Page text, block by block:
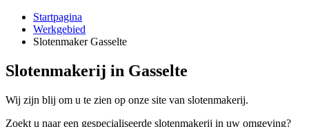
Startpagina
Werkgebied
Slotenmaker Gasselte
Slotenmakerij in Gasselte
Wij zijn blij om u te zien op onze site van slotenmakerij.
Zoekt u naar een gespecialiseerde slotenmakerij in uw omgeving?